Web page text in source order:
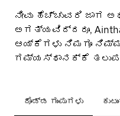
ನೀವು ಹೆಚ್ಚುವರಿ ಜಾಗ
ಅಗತ್ಯವಿದ್ದರೂ,
ಆಯ್ಕೆಗಳು ನಿಮಗೂ ನಿಮ್ಮ
ಗಮ್ಯಸ್ಥಾನಕ್ಕೆ
ದೊಡ್ಡ ಗುಂಪುಗಳು